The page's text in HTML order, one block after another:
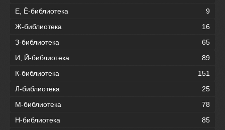
Е, Ё-библиотека
9
Ж-библиотека
16
З-библиотека
65
И, Й-библиотека
89
К-библиотека
151
Л-библиотека
25
М-библиотека
78
Н-библиотека
85